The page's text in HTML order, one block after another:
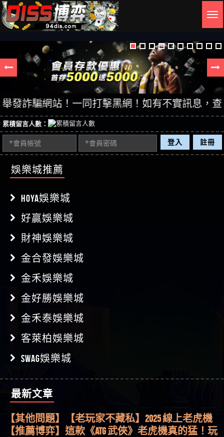
騙網站！一同打擊黑網！如有不實訊息，查證後
累積留言人數：
登入 註冊
娛樂城推薦
HOYA娛樂城
好贏娛樂城
財神娛樂城
金合發娛樂城
金禾娛樂城
金好勝娛樂城
金禾泰娛樂城
客萊柏娛樂城
SWAG娛樂城
最新文章
【其他問題】用理性數據指路，開啟你的高回報
娛樂之旅
【其他問題】【老玩家不藏私】2025 線上老虎機
這樣挑！RTP、波動率和平台安全的全攻略！
【推薦博弈】這款《ATG 武俠》老虎機真的猛！玩